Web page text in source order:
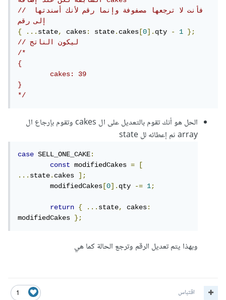
// فأنت لا ترجعها مصفوفة وإنما رقم لأنك أسندتها
{
...state, cakes: state.cakes[0].qty - 1
};
// ليكون الناتج
/*
{
	cakes: 39
}
*/
الحل هو أنك تقوم بالتعديل على ال cakes وتقوم بإرجاع ال
array ثم إعطائه لل state
case SELL_ONE_CAKE:
const modifiedCakes =
[
...state.cakes ];
	modifiedCakes
[0].qty -= 1;
return { ...state, cakes:
modifiedCakes };
وبهذا يتم تعديل الرقم وترجع الحالة كما هي
1 اقتباس